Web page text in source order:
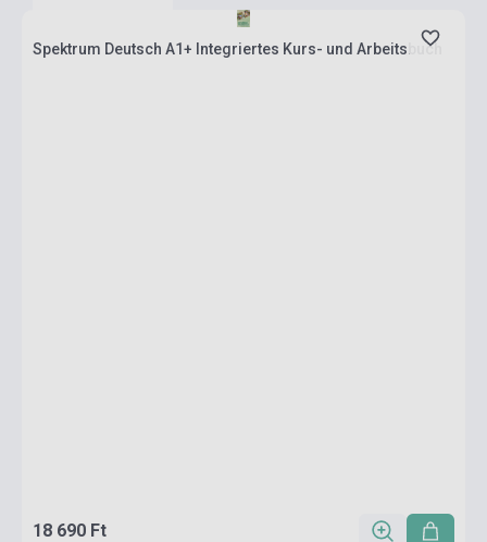
Spektrum Deutsch A1+ Integriertes Kurs- und Arbeitsbuch
18 690 Ft